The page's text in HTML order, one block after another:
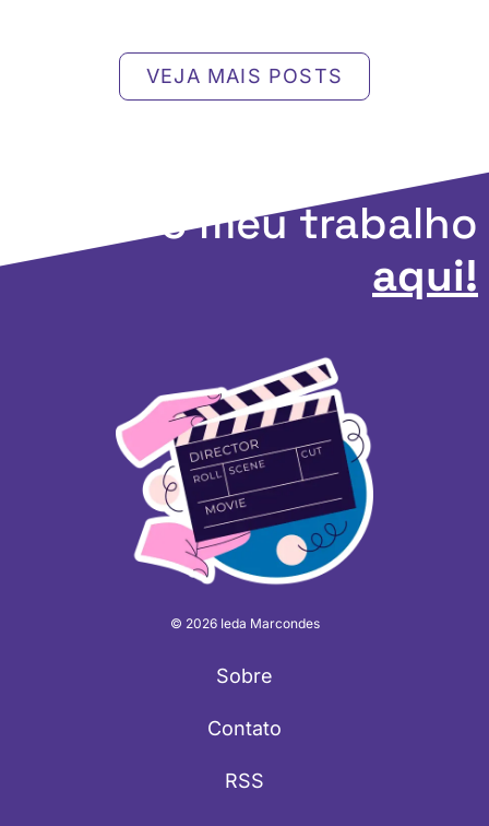
VEJA MAIS POSTS
Apoie o meu trabalho
aqui!
© 2026 Ieda Marcondes
Sobre
Contato
RSS